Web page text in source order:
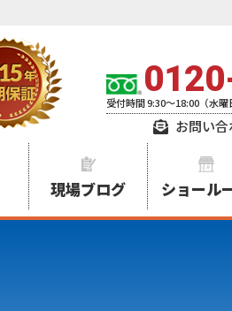
受付時間 9:30～18:00（水曜
お問い合
現場ブログ ショール